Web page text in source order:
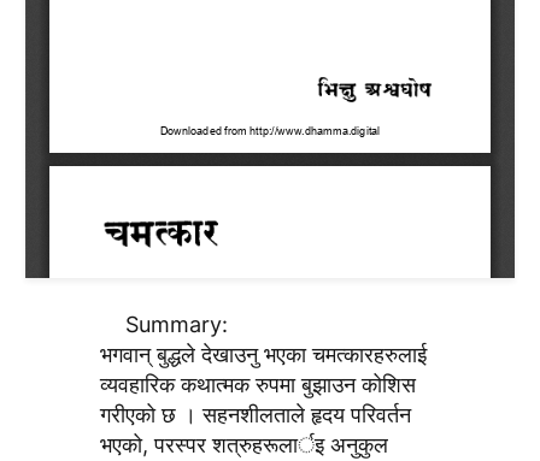
Summary:
भगवान् बुद्धले देखाउनु भएका चमत्कारहरुलाई
व्यवहारिक कथात्मक रुपमा बुझाउन कोशिस
गरीएको छ । सहनशीलताले हृदय परिवर्तन
भएको, परस्पर शत्रुहरूलार्इ अनुकुल